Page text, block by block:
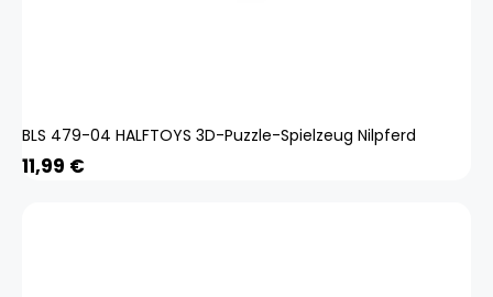
BLS 479-04 HALFTOYS 3D-Puzzle-Spielzeug Nilpferd
11,99 €